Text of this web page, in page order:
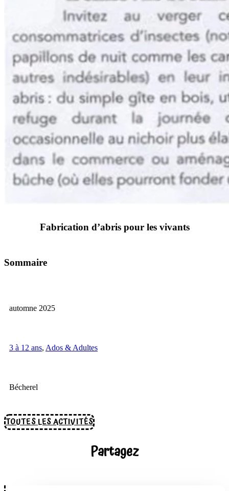
Fabrication d’abris pour les vivants
Sommaire
automne 2025
3 à 12 ans, Ados & Adultes
Bécherel
TOUTES LES ACTIVITÉS
Partagez